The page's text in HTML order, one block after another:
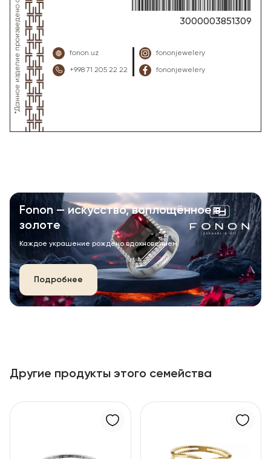
3000003851309
fonon.uz
+998 71 205 22 22
fononjewelery
fononjewelery
Fonon — искусство, воплощённое в
золоте
Каждое украшение рождено вдохновением.
Подробнее
Другие продукты этого семейства